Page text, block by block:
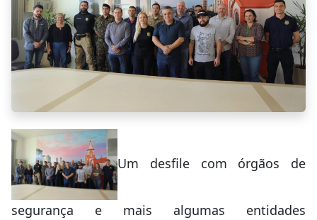
Um desfile com órgãos de
segurança e mais algumas entidades